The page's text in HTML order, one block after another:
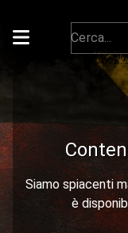
Siamo spiacenti
è